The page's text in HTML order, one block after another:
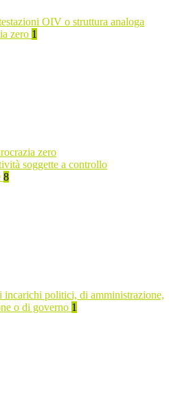
OIV o struttura analoga
zero 1
zero
soggette a controllo
8
incarichi politici, di amministrazione,
o di governo 1